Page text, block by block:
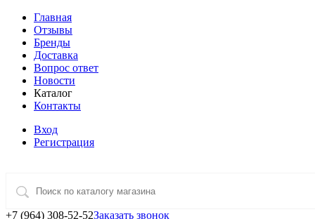
Главная
Отзывы
Бренды
Доставка
Вопрос ответ
Новости
Каталог
Контакты
Вход
Регистрация
+7 (964) 308-52-52Заказать звонок